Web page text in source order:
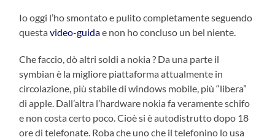
Io oggi l’ho smontato e pulito completamente seguendo
questavideo-guidae non ho concluso un bel niente.
Che faccio, dò altri soldi a nokia ? Da una parte il
symbian è la migliore piattaforma attualmente in
circolazione, più stabile di windows mobile, più “libera”
di apple. Dall’altra l’hardware nokia fa veramente schifo
e non costa certo poco. Cioè si è autodistrutto dopo 18
ore di telefonate. Roba che uno che il telefonino lo usa